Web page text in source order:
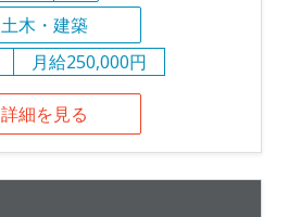
土木・建築
月給250,000円
詳細を見る